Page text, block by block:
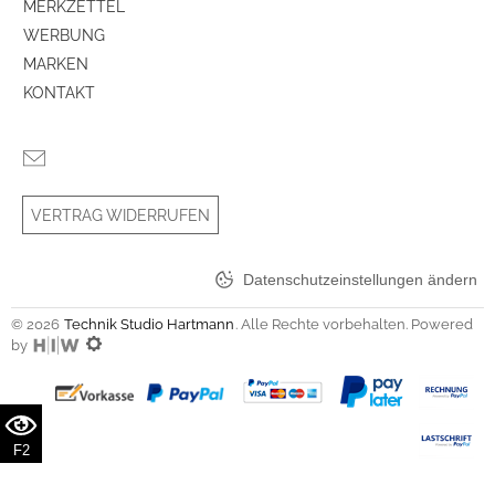
F2
MERKZETTEL
WERBUNG
MARKEN
KONTAKT
VERTRAG WIDERRUFEN
Datenschutzeinstellungen ändern
© 2026 Technik Studio Hartmann . Alle Rechte vorbehalten. Powered
by